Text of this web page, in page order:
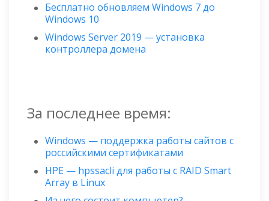
Бесплатно обновляем Windows 7 до
Windows 10
Windows Server 2019 — установка
контроллера домена
За последнее время:
Windows — поддержка работы сайтов с
российскими сертификатами
HPE — hpssacli для работы с RAID Smart
Array в Linux